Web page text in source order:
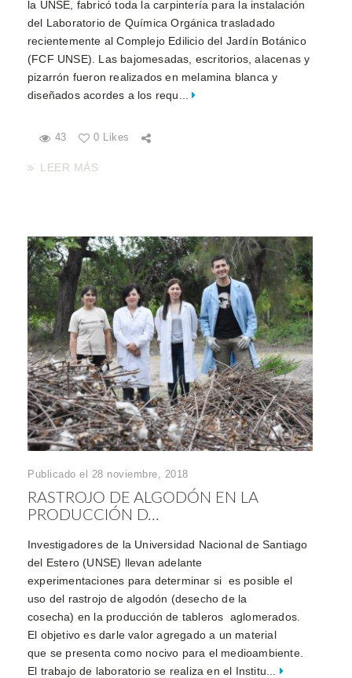
la UNSE, fabricó toda la carpintería para la instalación
del Laboratorio de Química Orgánica trasladado
recientemente al Complejo Edilicio del Jardín Botánico
(FCF UNSE). Las bajomesadas, escritorios, alacenas y
pizarrón fueron realizados en melamina blanca y
diseñados acordes a los requ...
43 0 Likes
LEER MÁS
Publicado el 28 noviembre, 2018
RASTROJO DE ALGODÓN EN LA
PRODUCCIÓN D...
Investigadores de la Universidad Nacional de Santiago
del Estero (UNSE) llevan adelante
experimentaciones para determinar si es posible el
uso del rastrojo de algodón (desecho de la
cosecha) en la producción de tableros aglomerados.
El objetivo es darle valor agregado a un material
que se presenta como nocivo para el medioambiente.
El trabajo de laboratorio se realiza en el Institu...